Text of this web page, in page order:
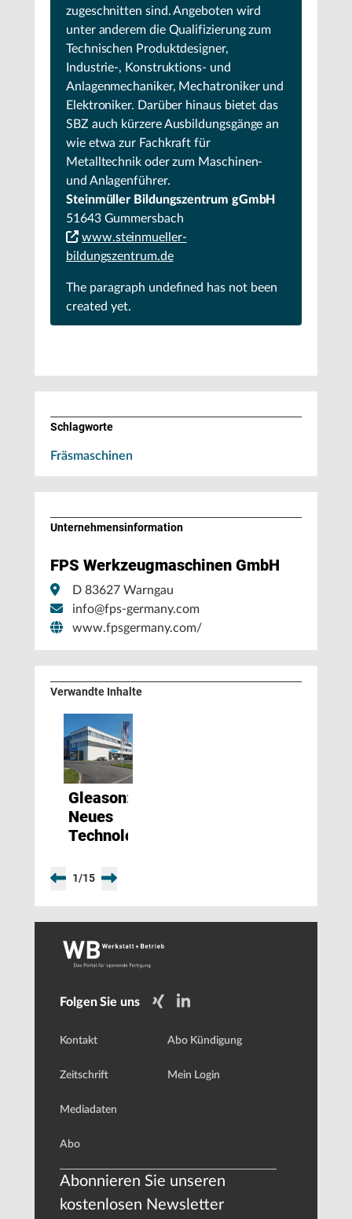
zugeschnitten sind. Angeboten wird
unter anderem die Qualifizierung zum
Technischen Produktdesigner,
Industrie-, Konstruktions- und
Anlagenmechaniker, Mechatroniker und
Elektroniker. Darüber hinaus bietet das
SBZ auch kürzere Ausbildungsgänge an
wie etwa zur Fachkraft für
Metalltechnik oder zum Maschinen-
und Anlagenführer.
Steinmüller Bildungszentrum gGmbH
51643 Gummersbach
www.steinmueller-
bildungszentrum.de
The paragraph undefined has not been
created yet.
Schlagworte
Fräsmaschinen
Unternehmens­information
FPS Werkzeugmaschinen GmbH
D 83627 Warngau
info@fps-germany.com
www.fpsgermany.com/
Verwandte Inhalte
Gleason:
Neues
Technologiezentrum
1/15
Folgen Sie uns
Kontakt
Zeitschrift
Mediadaten
Abo
Abo Kündigung
Mein Login
Abonnieren Sie unseren
kostenlosen Newsletter